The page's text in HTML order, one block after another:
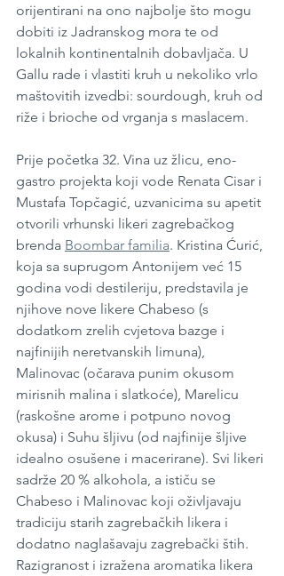
orijentirani na ono najbolje što mogu
dobiti iz Jadranskog mora te od
lokalnih kontinentalnih dobavljača. U
Gallu rade i vlastiti kruh u nekoliko vrlo
maštovitih izvedbi: sourdough, kruh od
riže i brioche od vrganja s maslacem.
Prije početka 32. Vina uz žlicu, eno-
gastro projekta koji vode Renata Cisar i
Mustafa Topčagić, uzvanicima su apetit
otvorili vrhunski likeri zagrebačkog
brenda Boombar familia. Kristina Ćurić,
koja sa suprugom Antonijem već 15
godina vodi destileriju, predstavila je
njihove nove likere Chabeso (s
dodatkom zrelih cvjetova bazge i
najfinijih neretvanskih limuna),
Malinovac (očarava punim okusom
mirisnih malina i slatkoće), Marelicu
(raskošne arome i potpuno novog
okusa) i Suhu šljivu (od najfinije šljive
idealno osušene i macerirane). Svi likeri
sadrže 20 % alkohola, a ističu se
Chabeso i Malinovac koji oživljavaju
tradiciju starih zagrebačkih likera i
dodatno naglašavaju zagrebački štih.
Razigranost i izražena aromatika likera